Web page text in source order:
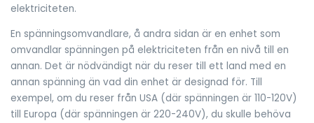
elektriciteten.
En spänningsomvandlare, å andra sidan är en enhet som
omvandlar spänningen på elektriciteten från en nivå till en
annan. Det är nödvändigt när du reser till ett land med en
annan spänning än vad din enhet är designad för. Till
exempel, om du reser från USA (där spänningen är 110-120V)
till Europa (där spänningen är 220-240V), du skulle behöva